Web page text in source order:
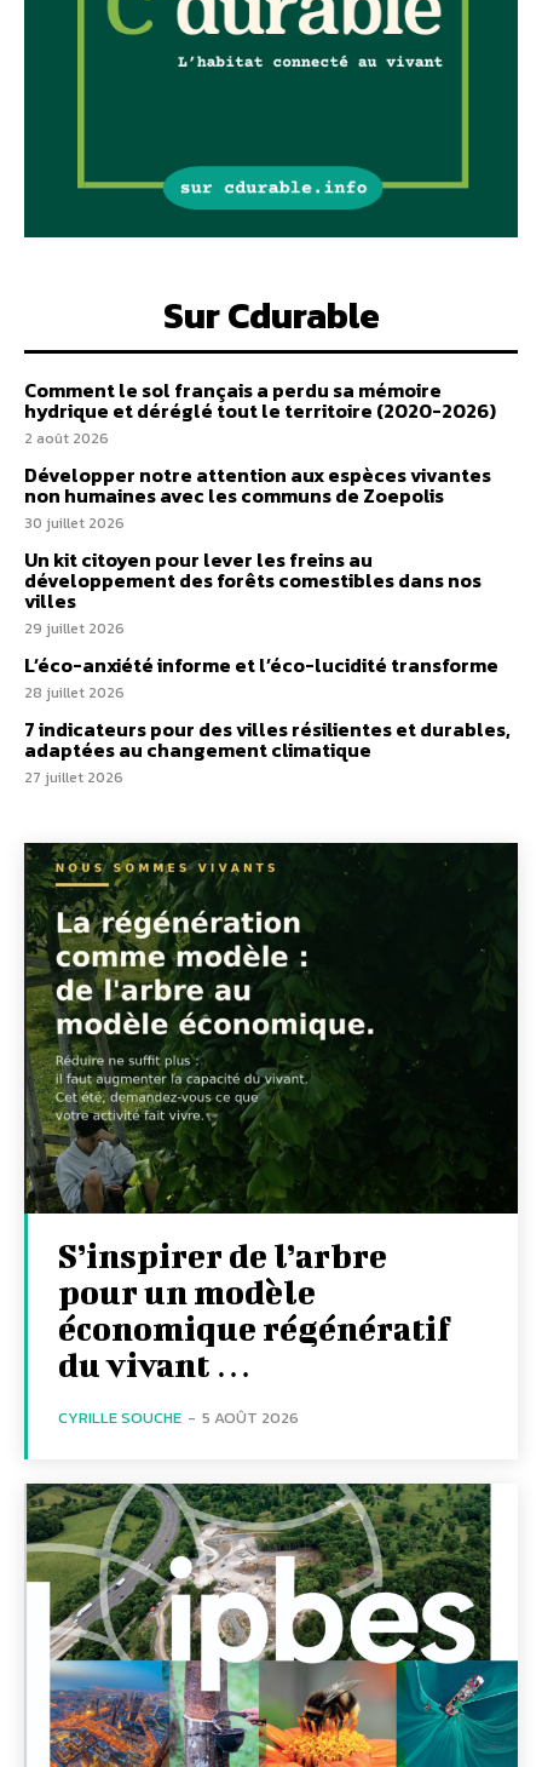
Sur Cdurable
Comment le sol français a perdu sa mémoire
hydrique et déréglé tout le territoire (2020-2026)
2 août 2026
Développer notre attention aux espèces vivantes
non humaines avec les communs de Zoepolis
30 juillet 2026
Un kit citoyen pour lever les freins au
développement des forêts comestibles dans nos
villes
29 juillet 2026
L’éco-anxiété informe et l’éco-lucidité transforme
28 juillet 2026
7 indicateurs pour des villes résilientes et durables,
adaptées au changement climatique
27 juillet 2026
S’inspirer de l’arbre
pour un modèle
économique régénératif
du vivant …
CYRILLE SOUCHE - 5 AOÛT 2026